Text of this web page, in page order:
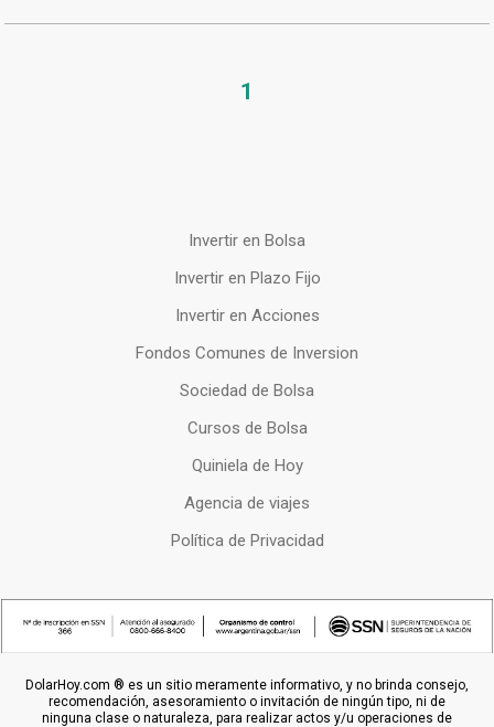
1
Invertir en Bolsa
Invertir en Plazo Fijo
Invertir en Acciones
Fondos Comunes de Inversion
Sociedad de Bolsa
Cursos de Bolsa
Quiniela de Hoy
Agencia de viajes
Política de Privacidad
DolarHoy.com ® es un sitio meramente informativo, y no brinda consejo,
recomendación, asesoramiento o invitación de ningún tipo, ni de
ninguna clase o naturaleza, para realizar actos y/u operaciones de